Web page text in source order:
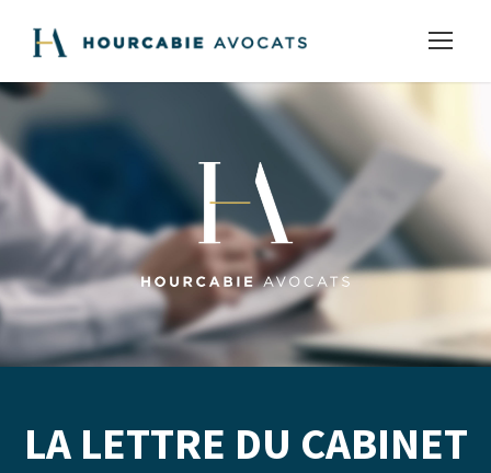
LA LETTRE DU CABINET